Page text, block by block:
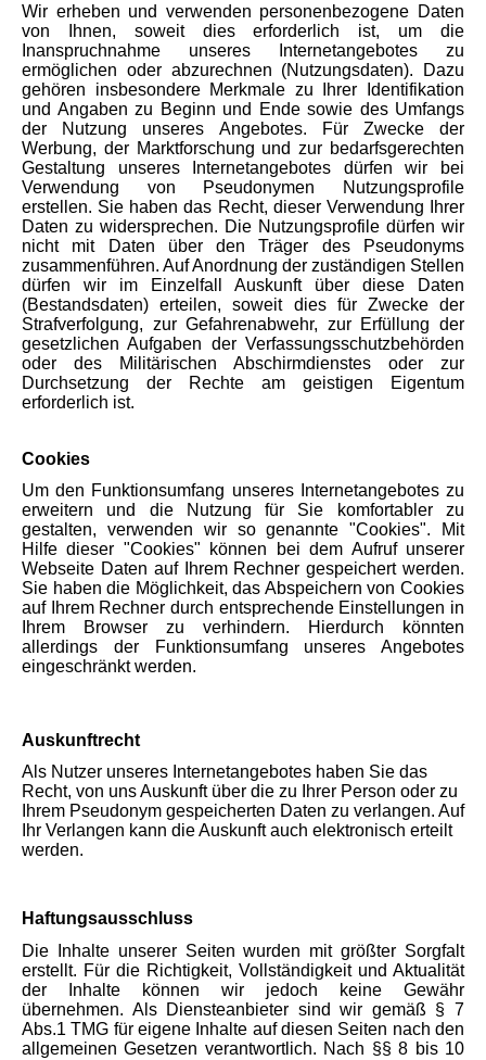
Wir erheben und verwenden personenbezogene Daten
von Ihnen, soweit dies erforderlich ist, um die
Inanspruchnahme unseres Internetangebotes zu
ermöglichen oder abzurechnen (Nutzungsdaten). Dazu
gehören insbesondere Merkmale zu Ihrer Identifikation
und Angaben zu Beginn und Ende sowie des Umfangs
der Nutzung unseres Angebotes. Für Zwecke der
Werbung, der Marktforschung und zur bedarfsgerechten
Gestaltung unseres Internetangebotes dürfen wir bei
Verwendung von Pseudonymen Nutzungsprofile
erstellen. Sie haben das Recht, dieser Verwendung Ihrer
Daten zu widersprechen. Die Nutzungsprofile dürfen wir
nicht mit Daten über den Träger des Pseudonyms
zusammenführen. Auf Anordnung der zuständigen Stellen
dürfen wir im Einzelfall Auskunft über diese Daten
(Bestandsdaten) erteilen, soweit dies für Zwecke der
Strafverfolgung, zur Gefahrenabwehr, zur Erfüllung der
gesetzlichen Aufgaben der Verfassungsschutzbehörden
oder des Militärischen Abschirmdienstes oder zur
Durchsetzung der Rechte am geistigen Eigentum
erforderlich ist.
Cookies
Um den Funktionsumfang unseres Internetangebotes zu
erweitern und die Nutzung für Sie komfortabler zu
gestalten, verwenden wir so genannte "Cookies". Mit
Hilfe dieser "Cookies" können bei dem Aufruf unserer
Webseite Daten auf Ihrem Rechner gespeichert werden.
Sie haben die Möglichkeit, das Abspeichern von Cookies
auf Ihrem Rechner durch entsprechende Einstellungen in
Ihrem Browser zu verhindern. Hierdurch könnten
allerdings der Funktionsumfang unseres Angebotes
eingeschränkt werden.
Auskunftrecht
Als Nutzer unseres Internetangebotes haben Sie das
Recht, von uns Auskunft über die zu Ihrer Person oder zu
Ihrem Pseudonym gespeicherten Daten zu verlangen. Auf
Ihr Verlangen kann die Auskunft auch elektronisch erteilt
werden.
Haftungsausschluss
Die Inhalte unserer Seiten wurden mit größter Sorgfalt
erstellt. Für die Richtigkeit, Vollständigkeit und Aktualität
der Inhalte können wir jedoch keine Gewähr
übernehmen. Als Diensteanbieter sind wir gemäß § 7
Abs.1 TMG für eigene Inhalte auf diesen Seiten nach den
allgemeinen Gesetzen verantwortlich. Nach §§ 8 bis 10